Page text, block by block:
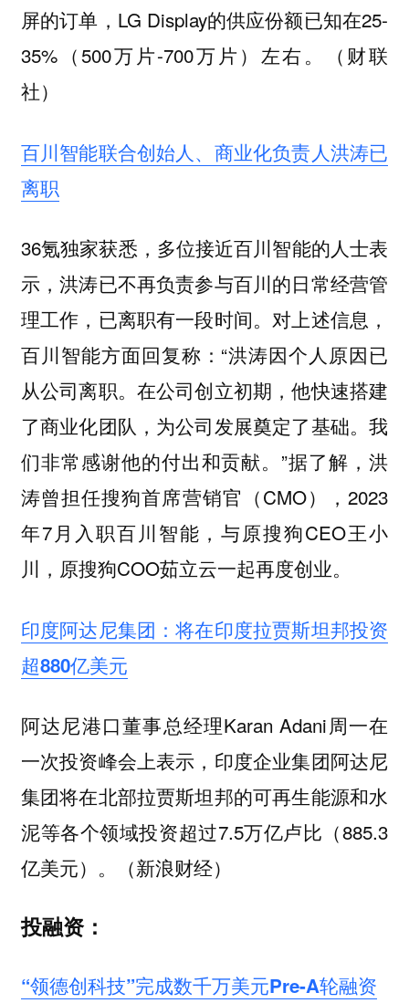
屏的订单，LG Display的供应份额已知在25-
35%（500万片-700万片）左右。（财联
社）
百川智能联合创始人、商业化负责人洪涛已
离职
36氪独家获悉，多位接近百川智能的人士表
示，洪涛已不再负责参与百川的日常经营管
理工作，已离职有一段时间。对上述信息，
百川智能方面回复称：“洪涛因个人原因已
从公司离职。在公司创立初期，他快速搭建
了商业化团队，为公司发展奠定了基础。我
们非常感谢他的付出和贡献。”据了解，洪
涛曾担任搜狗首席营销官（CMO），2023
年7月入职百川智能，与原搜狗CEO王小
川，原搜狗COO茹立云一起再度创业。
印度阿达尼集团：将在印度拉贾斯坦邦投资
超880亿美元
阿达尼港口董事总经理Karan Adani周一在
一次投资峰会上表示，印度企业集团阿达尼
集团将在北部拉贾斯坦邦的可再生能源和水
泥等各个领域投资超过7.5万亿卢比（885.3
亿美元）。（新浪财经）
投融资：
“领德创科技”完成数千万美元Pre-A轮融资